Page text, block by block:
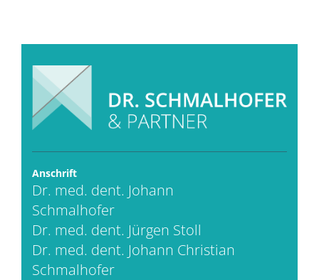
Anschrift
Dr. med. dent. Johann
Schmalhofer
Dr. med. dent. Jürgen Stoll
Dr. med. dent. Johann Christian
Schmalhofer